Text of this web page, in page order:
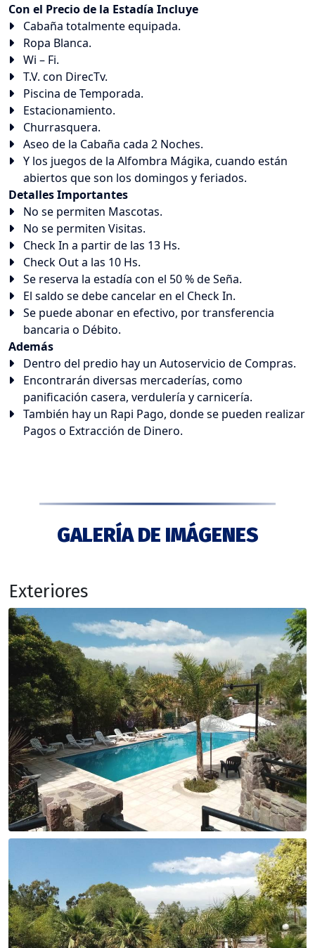
Con el Precio de la Estadía Incluye
Cabaña totalmente equipada.
Ropa Blanca.
Wi – Fi.
T.V. con DirecTv.
Piscina de Temporada.
Estacionamiento.
Churrasquera.
Aseo de la Cabaña cada 2 Noches.
Y los juegos de la Alfombra Mágika, cuando están
abiertos que son los domingos y feriados.
Detalles Importantes
No se permiten Mascotas.
No se permiten Visitas.
Check In a partir de las 13 Hs.
Check Out a las 10 Hs.
Se reserva la estadía con el 50 % de Seña.
El saldo se debe cancelar en el Check In.
Se puede abonar en efectivo, por transferencia
bancaria o Débito.
Además
Dentro del predio hay un Autoservicio de Compras.
Encontrarán diversas mercaderías, como
panificación casera, verdulería y carnicería.
También hay un Rapi Pago, donde se pueden realizar
Pagos o Extracción de Dinero.
GALERÍA DE IMÁGENES
Exteriores